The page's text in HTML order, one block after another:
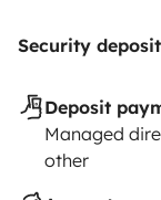
Security
Deposit
Managed
other